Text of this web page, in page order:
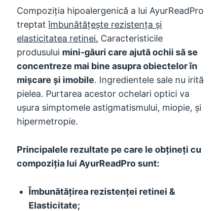
Compoziția hipoalergenică a lui AyurReadPro
treptatîmbunătățește rezistența și
elasticitatea retinei. Caracteristicile
produsului mini-găuri care ajută ochii să se
concentreze mai bine asupra obiectelor în
mișcare și imobile. Ingredientele sale nu irită
pielea. Purtarea acestor ochelari optici va
ușura simptomele astigmatismului, miopie, și
hipermetropie.
Principalele rezultate pe care le obțineți cu
compoziția lui AyurReadPro sunt:
Îmbunătățirea rezistenței retinei &
Elasticitate;